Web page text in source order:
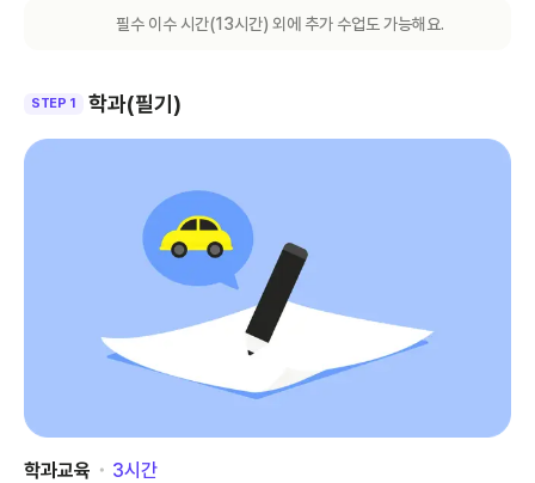
필수 이수 시간(13시간) 외에 추가 수업도 가능해요.
STEP 1 학과(필기)
학과교육 ･ 3시간